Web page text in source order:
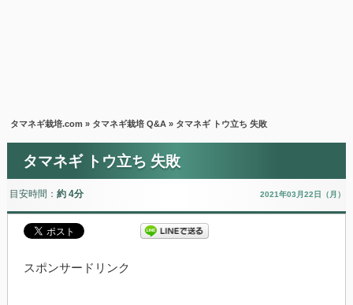
タマネギ栽培.com » タマネギ栽培 Q&A » タマネギ トウ立ち 失敗
タマネギ トウ立ち 失敗
目安時間： 約 4分 2021年03月22日（月）
スポンサードリンク